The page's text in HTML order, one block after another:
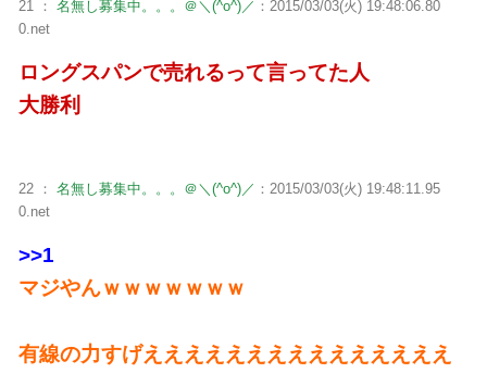
21 ： 名無し募集中。。。＠＼(^o^)／ ：2015/03/03(火) 19:48:06.80
0.net
ロングスパンで売れるって言ってた人
大勝利
22 ： 名無し募集中。。。＠＼(^o^)／ ：2015/03/03(火) 19:48:11.95
0.net
>>1
マジやんｗｗｗｗｗｗｗ
有線の力すげえええええええええええええええ